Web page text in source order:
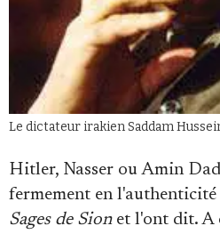
Le dictateur irakien Saddam
Hitler, Nasser ou Amin
fermement en l'authenticité
Sages de Sionet l'ont dit. A